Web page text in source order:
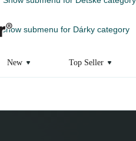
Show submenu for Dárky category
New Top Seller